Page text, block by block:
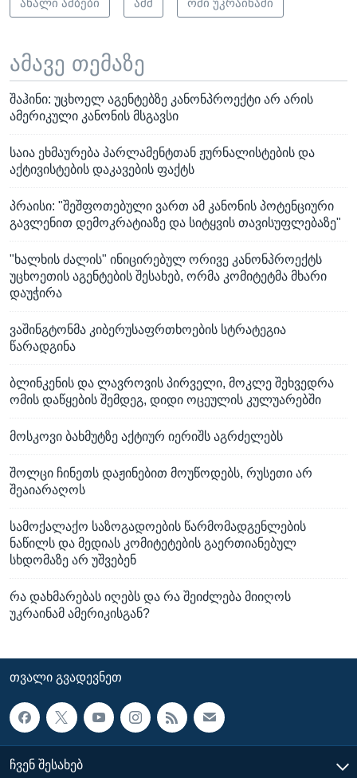
ახალი ამბები აშშ ომი უკრაინაში
ამავე თემაზე
შაჰინი: უცხოელ აგენტებზე კანონპროექტი არ არის
ამერიკული კანონის მსგავსი
საია ეხმაურება პარლამენტთან ჟურნალისტების და
აქტივისტების დაკავების ფაქტს
პრაისი: "შეშფოთებული ვართ ამ კანონის პოტენციური
გავლენით დემოკრატიაზე და სიტყვის თავისუფლებაზე"
"ხალხის ძალის" ინიცირებულ ორივე კანონპროექტს
უცხოეთის აგენტების შესახებ, ორმა კომიტეტმა მხარი
დაუჭირა
ვაშინგტონმა კიბერუსაფრთხოების სტრატეგია
წარადგინა
ბლინკენის და ლავროვის პირველი, მოკლე შეხვედრა
ომის დაწყების შემდეგ, დიდი ოცეულის კულუარებში
მოსკოვი ბახმუტზე აქტიურ იერიშს აგრძელებს
შოლცი ჩინეთს დაჟინებით მოუწოდებს, რუსეთი არ
შეაიარაღოს
სამოქალაქო საზოგადოების წარმომადგენლების
ნაწილს და მედიას კომიტეტების გაერთიანებულ
სხდომაზე არ უშვებენ
რა დახმარებას იღებს და რა შეიძლება მიიღოს
უკრაინამ ამერიკისგან?
ᲗᲕᲐᲚᲘ ᲒᲕᲐᲓᲔᲕᲜᲔᲗ
ᲩᲕᲔᲜ ᲨᲔᲡᲐᲮᲔᲑ